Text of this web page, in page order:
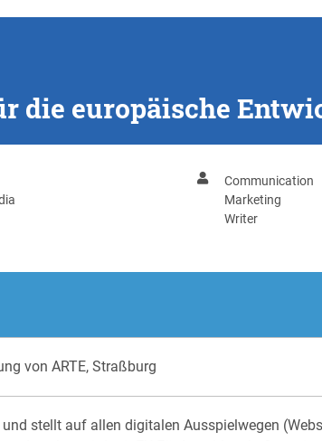
europäische
Communication
Marketing
Writer
von ARTE, Straßburg
stellt auf allen digitalen Ausspielwegen